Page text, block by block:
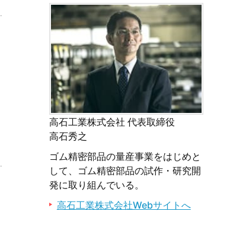
高石工業株式会社 代表取締役
高石秀之
ゴム精密部品の量産事業をはじめと
して、ゴム精密部品の試作・研究開
発に取り組んでいる。
高石工業株式会社Webサイトへ